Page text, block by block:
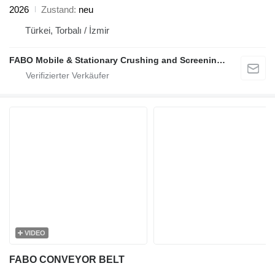
2026
Zustand neu
Türkei, Torbalı / İzmir
FABO Mobile & Stationary Crushing and Screening Plants | Concrete Batching Plants Manufacturer
VIDEO
FABO CONVEYOR BELT